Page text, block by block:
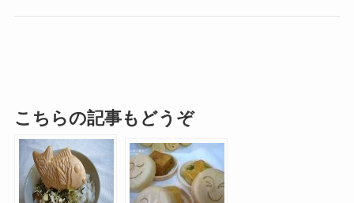
こちらの記事もどうぞ